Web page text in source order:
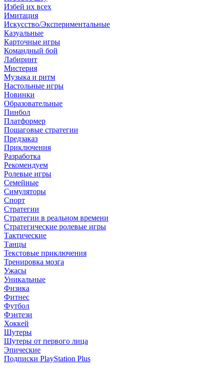
Избей их всех
Имитация
Искусство/Экспериментальные
Казуальные
Карточные игры
Командный бой
Лабиринт
Мистерия
Музыка и ритм
Настольные игры
Новинки
Образовательные
Пинбол
Платформер
Пошаговые стратегии
Предзаказ
Приключения
Разработка
Рекомендуем
Ролевые игры
Семейные
Симуляторы
Спорт
Стратегии
Стратегии в реальном времени
Стратегические ролевые игры
Тактические
Танцы
Текстовые приключения
Тренировка мозга
Ужасы
Уникальные
Физика
Фитнес
Футбол
Фэнтези
Хоккей
Шутеры
Шутеры от первого лица
Эпические
Подписки PlayStation Plus